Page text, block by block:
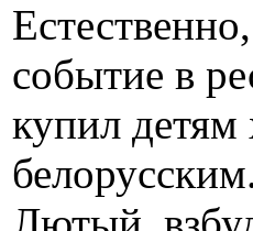
событие в
купил детям